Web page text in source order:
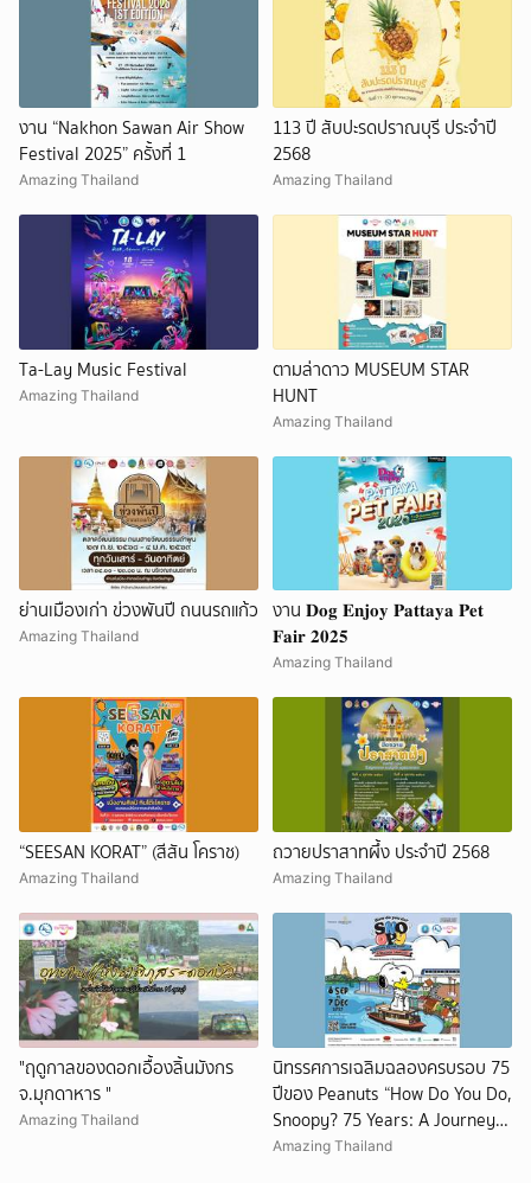
งาน “Nakhon Sawan Air Show
Festival 2025” ครั้งที่ 1
Amazing Thailand
113 ปี สับปะรดปราณบุรี ประจำปี
2568
Amazing Thailand
Ta-Lay Music Festival
Amazing Thailand
ตามล่าดาว MUSEUM STAR
HUNT
Amazing Thailand
ย่านเมืองเก่า ข่วงพันปี ถนนรถแก้ว
Amazing Thailand
งาน 𝐃𝐨𝐠 𝐄𝐧𝐣𝐨𝐲 𝐏𝐚𝐭𝐭𝐚𝐲𝐚 𝐏𝐞𝐭
𝐅𝐚𝐢𝐫 𝟐𝟎𝟐𝟓
Amazing Thailand
“SEESAN KORAT” (สีสัน โคราช)
Amazing Thailand
ถวายปราสาทผึ้ง ประจำปี 2568
Amazing Thailand
"ฤดูกาลของดอกเอื้องลิ้นมังกร
จ.มุกดาหาร "
Amazing Thailand
นิทรรศการเฉลิมฉลองครบรอบ 75
ปีของ Peanuts “How Do You Do,
Snoopy? 75 Years: A Journey
of Friendship Through Art”
Amazing Thailand